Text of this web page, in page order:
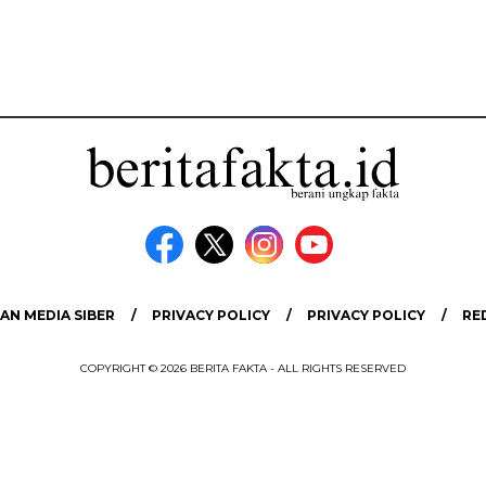
MEDIA SIBER PRIVACY POLICY PRIVACY POLICY
COPYRIGHT © 2026 BERITA FAKTA - ALL RIGHTS RESERVED